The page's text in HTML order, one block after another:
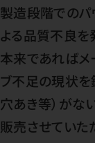
製造段階でのパ
よる品質不良を
本来であればメ
ブ不足の現状を
穴あき等）がな
販売させていた